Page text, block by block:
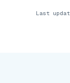
Last